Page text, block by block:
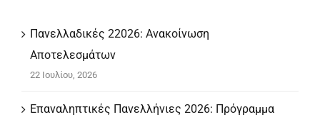
Πανελλαδικές 22026: Ανακοίνωση
Αποτελεσμάτων
22 Ιουλίου, 2026
Επαναληπτικές Πανελλήνιες 2026: Πρόγραμμα